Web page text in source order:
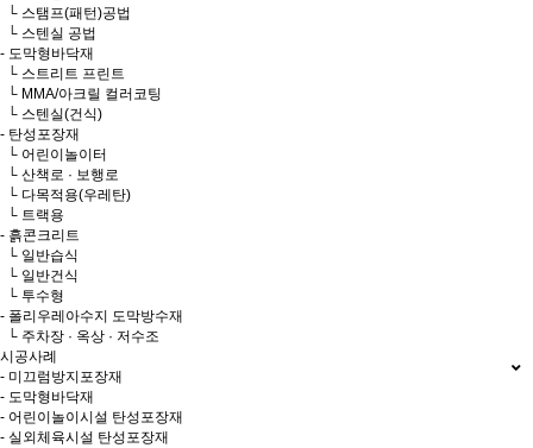
└ 스탬프(패턴)공법
└ 스텐실 공법
- 도막형바닥재
└ 스트리트 프린트
└ MMA/아크릴 컬러코팅
└ 스텐실(건식)
- 탄성포장재
└ 어린이놀이터
└ 산책로 · 보행로
└ 다목적용(우레탄)
└ 트랙용
- 흙콘크리트
└ 일반습식
└ 일반건식
└ 투수형
- 폴리우레아수지 도막방수재
└ 주차장 · 옥상 · 저수조
시공사례
- 미끄럼방지포장재
- 도막형바닥재
- 어린이놀이시설 탄성포장재
- 실외체육시설 탄성포장재